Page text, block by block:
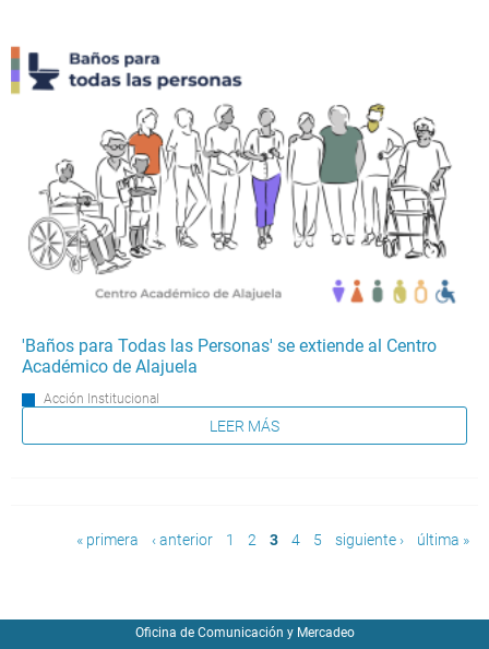
'Baños para Todas las Personas' se extiende al Centro
Académico de Alajuela
Acción Institucional
LEER MÁS
Páginas« primera ‹ anterior 1 2 3 4 5 siguiente › última »
Oficina de Comunicación y Mercadeo